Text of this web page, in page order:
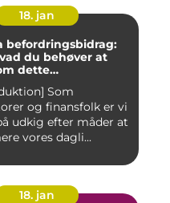
18. jan
befordringsbidrag:
du behøver at
dette
og finansfolk
Som
og finansfolk er vi
udkig efter måder at
vores dagli...
18. jan